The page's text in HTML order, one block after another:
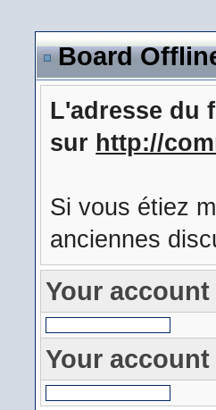
Board
L'adresse du
sur http://
Si vous étiez
anciennes
Your
Your